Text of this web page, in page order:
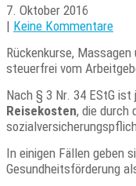
7. Oktober 2016
| Keine Kommentare
Rückenkurse,
steuerfrei vom
Nach § 3 Nr. 34 EStG
Reisekosten, die durch
In einigen Fällen geben
Gesundheitsförderung